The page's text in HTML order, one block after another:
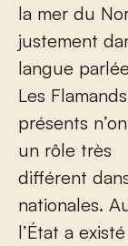
la mer du
justement
langue
Les Flamands
présents
un rôle très
différent
nationales.
l’État a